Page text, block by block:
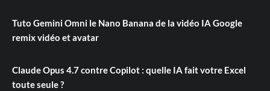
Tuto Gemini Omni le Nano Banana de la vidéo IA Google
remix vidéo et avatar
Claude Opus 4.7 contre Copilot : quelle IA fait votre Excel
toute seule ?